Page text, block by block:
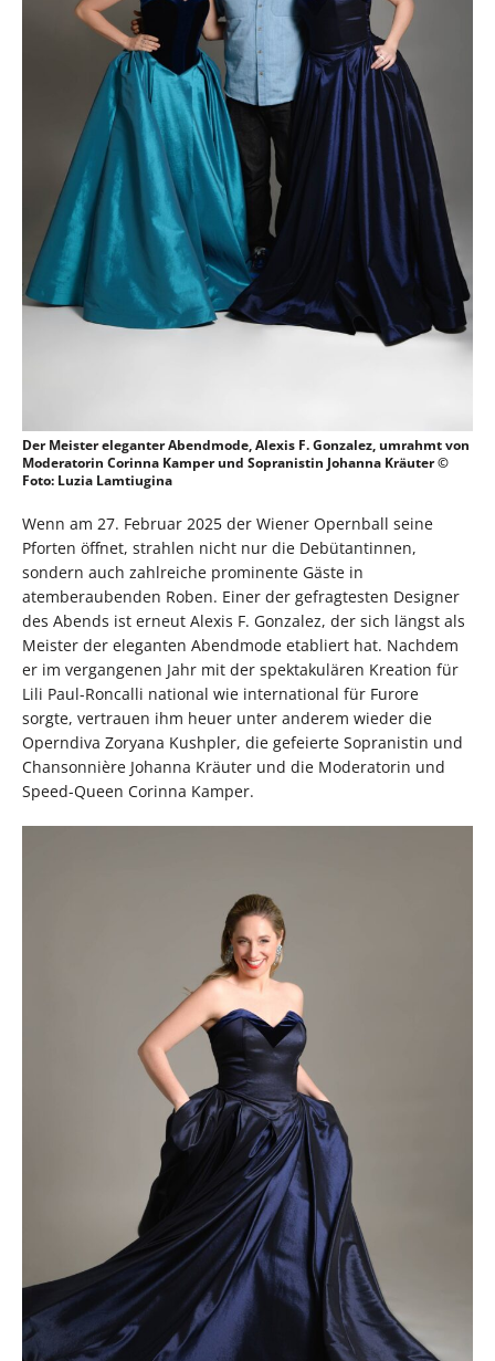
Der Meister eleganter Abendmode, Alexis F. Gonzalez, umrahmt von
Moderatorin Corinna Kamper und Sopranistin Johanna Kräuter ©
Foto: Luzia Lamtiugina
Wenn am 27. Februar 2025 der Wiener Opernball seine
Pforten öffnet, strahlen nicht nur die Debütantinnen,
sondern auch zahlreiche prominente Gäste in
atemberaubenden Roben. Einer der gefragtesten Designer
des Abends ist erneut Alexis F. Gonzalez, der sich längst als
Meister der eleganten Abendmode etabliert hat. Nachdem
er im vergangenen Jahr mit der spektakulären Kreation für
Lili Paul-Roncalli national wie international für Furore
sorgte, vertrauen ihm heuer unter anderem wieder die
Operndiva Zoryana Kushpler, die gefeierte Sopranistin und
Chansonnière Johanna Kräuter und die Moderatorin und
Speed-Queen Corinna Kamper.